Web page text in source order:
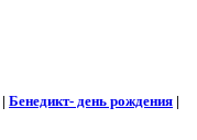
| Бенедикт- день рождения |